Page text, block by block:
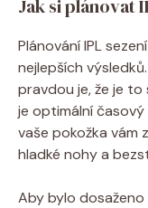
Jak si plánovat
Plánování IPL
nejlepších
pravdou je, že je to
je optimální časový
vaše pokožka vám
hladké nohy a
Aby bylo